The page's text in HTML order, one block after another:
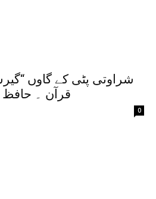
شراوتی پٹی کے گاوں
قرآن ۔ حافظ
0